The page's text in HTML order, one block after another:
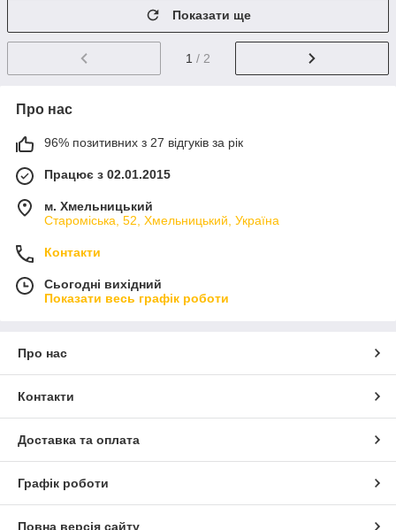
Показати ще
1 / 2
Про нас
96% позитивних з 27 відгуків за рік
Працює з 02.01.2015
м. Хмельницький
Староміська, 52, Хмельницький, Україна
Контакти
Сьогодні вихідний
Показати весь графік роботи
Про нас
Контакти
Доставка та оплата
Графік роботи
Повна версія сайту